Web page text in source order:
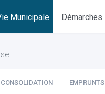
Municipale Démarches
CONSOLIDATION EMPRUNTS